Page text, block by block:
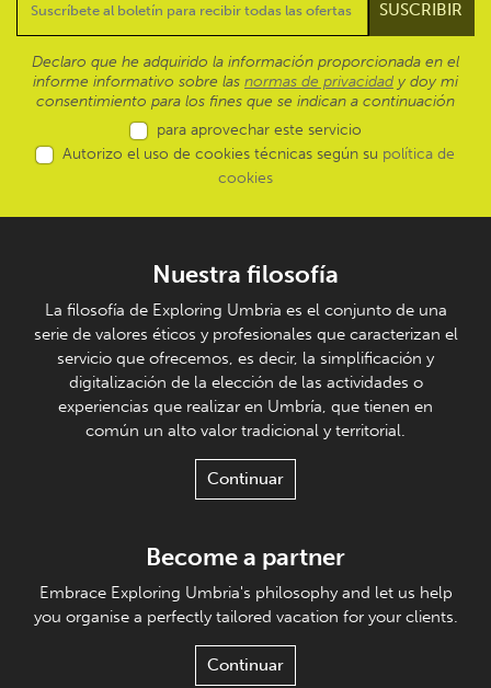
Declaro que he adquirido la información proporcionada en el
informe informativo sobre las normas de privacidad y doy mi
consentimiento para los fines que se indican a continuación
para aprovechar este servicio
Autorizo el uso de cookies técnicas según su política de
cookies
Nuestra filosofía
La filosofía de Exploring Umbria es el conjunto de una
serie de valores éticos y profesionales que caracterizan el
servicio que ofrecemos, es decir, la simplificación y
digitalización de la elección de las actividades o
experiencias que realizar en Umbría, que tienen en
común un alto valor tradicional y territorial.
Continuar
Become a partner
Embrace Exploring Umbria's philosophy and let us help
you organise a perfectly tailored vacation for your clients.
Continuar